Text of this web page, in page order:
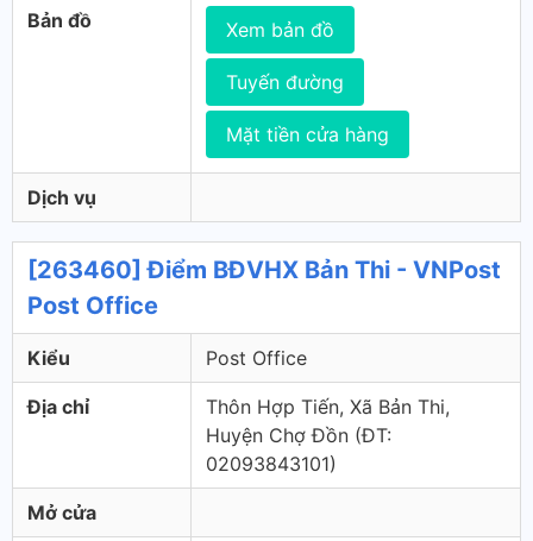
Bản đồ Xem bản đồ
Tuyến đường
Mặt tiền cửa hàng
Dịch vụ
[263460] Điểm BĐVHX Bản Thi - VNPost
Post Office
Kiểu Post Office
Địa chỉ
Thôn Hợp Tiến, Xã Bản Thi,
Huyện Chợ Đồn (ÐT:
02093843101)
Mở cửa